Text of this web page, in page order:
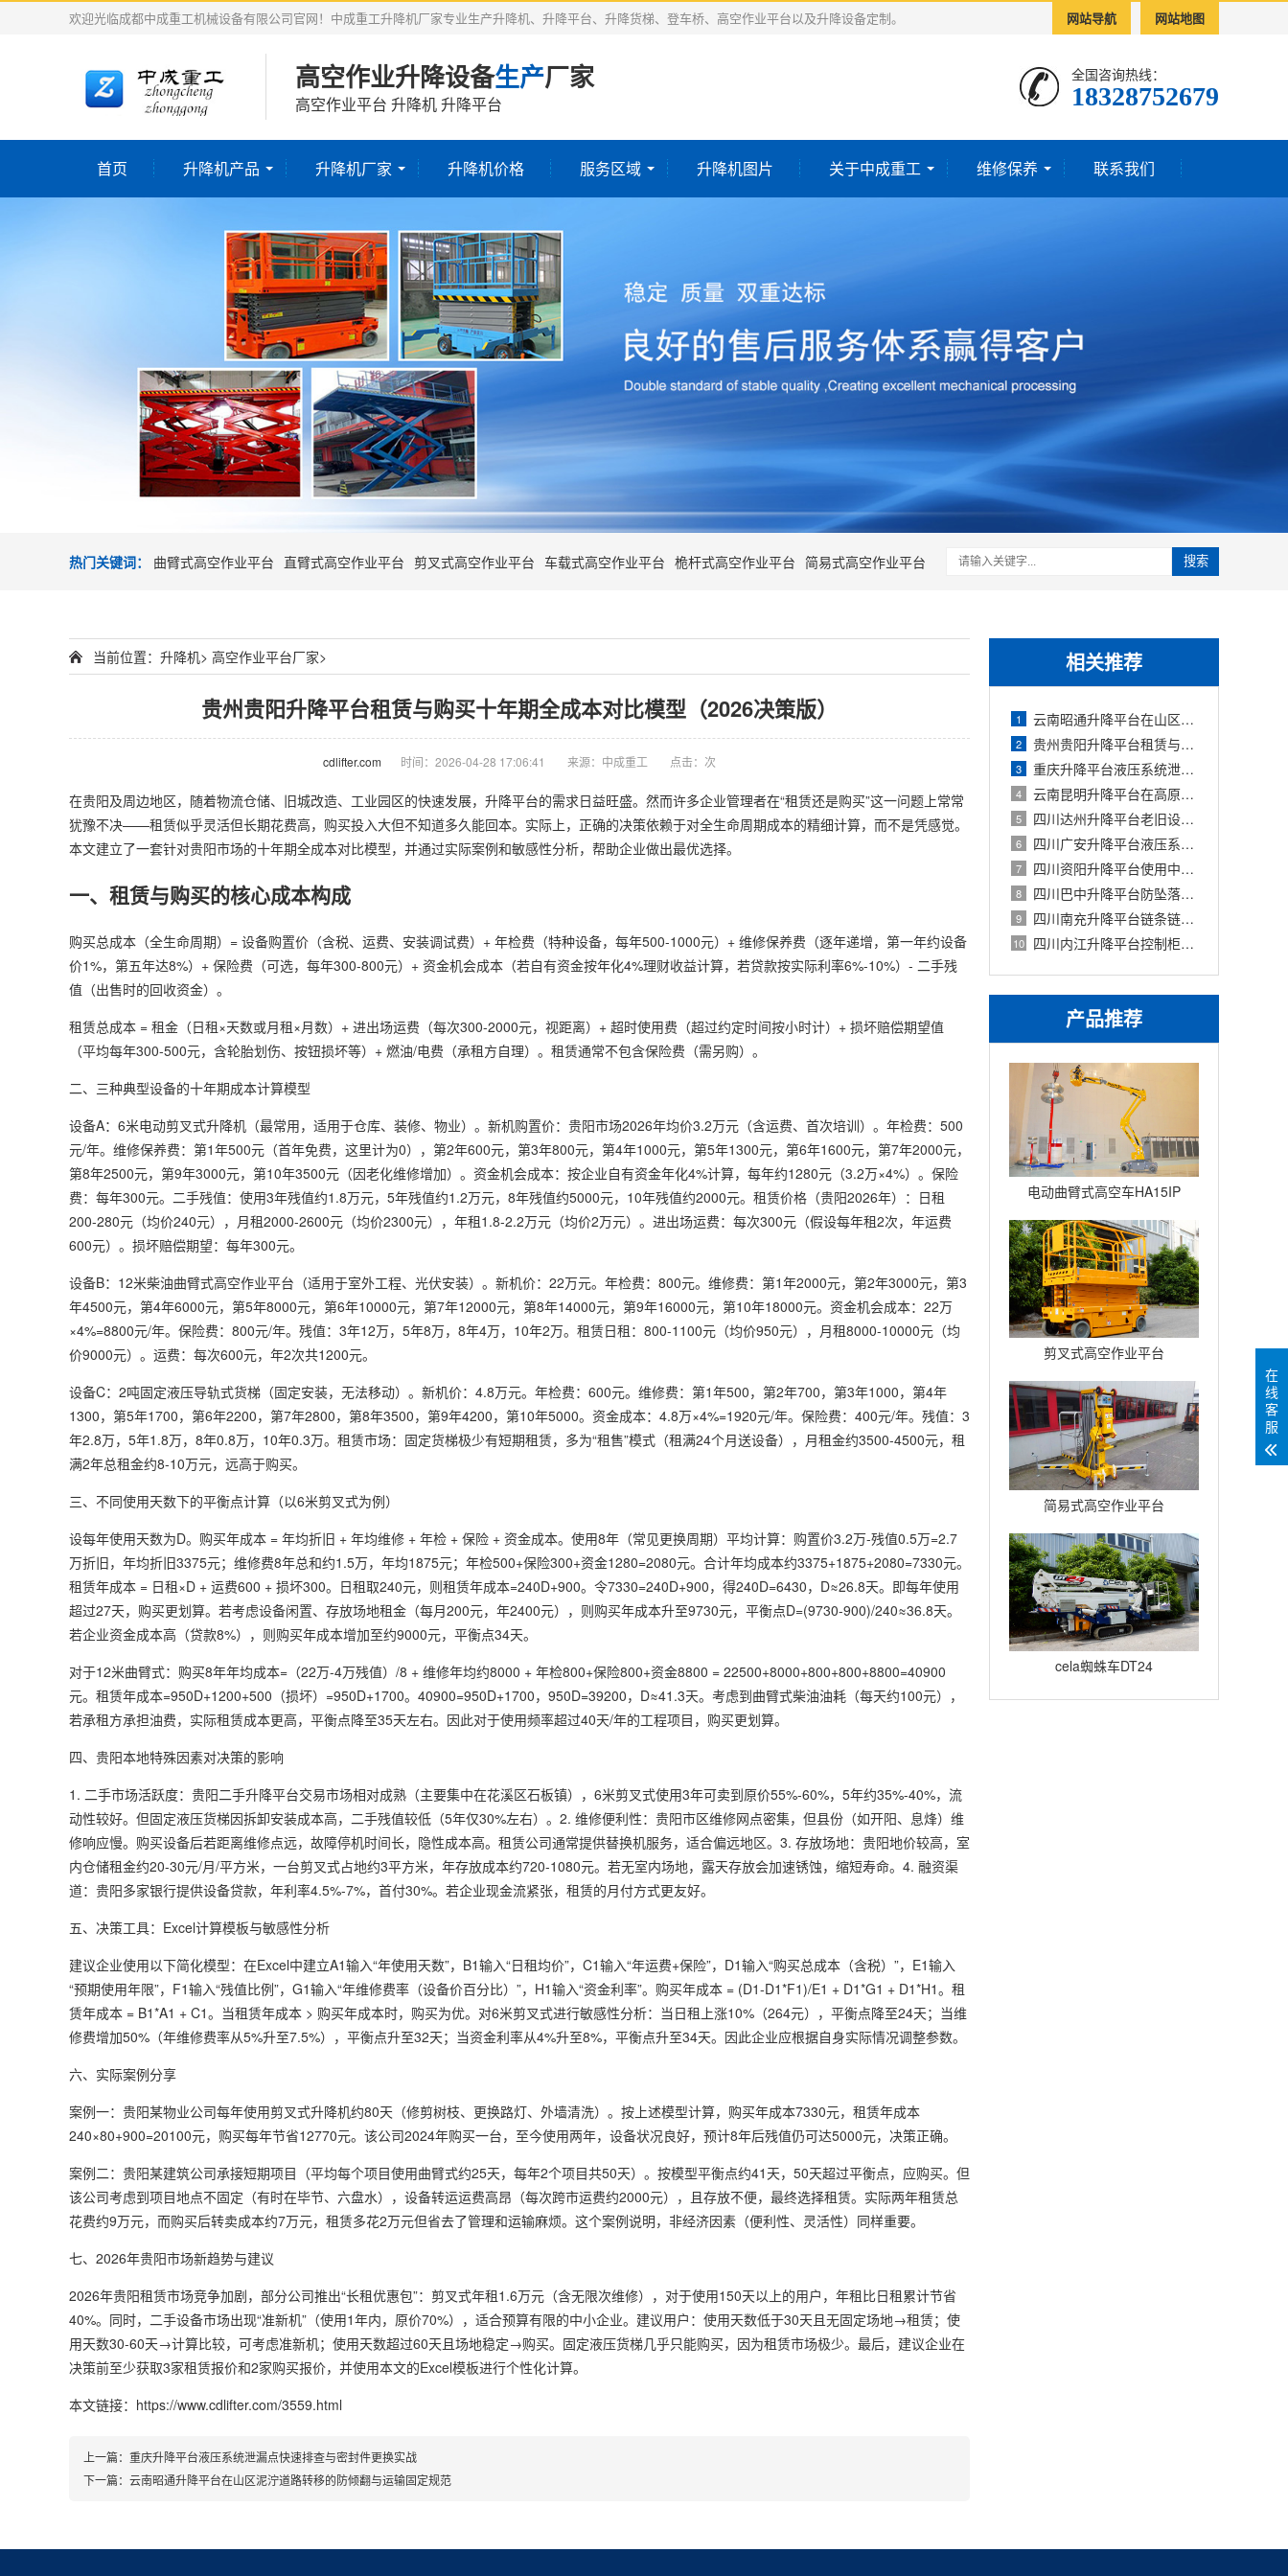
网站导航 网站地图
欢迎光临成都中成重工机械设备有限公司官网！中成重工升降机厂家专业生产升降机、升降平台、升降货梯、登车桥、高空作业平台以及升降设备定制。
高空作业升降设备生产厂家
高空作业平台 升降机 升降平台
全国咨询热线：
18328752679‬
首页 升降机产品 升降机厂家 升降机价格 服务区域 升降机图片 关于中成重工 维修保养 联系我们
热门关键词： 曲臂式高空作业平台 直臂式高空作业平台 剪叉式高空作业平台 车载式高空作业平台 桅杆式高空作业平台 简易式高空作业平台 搜索
相关推荐
1 云南昭通升降平台在山区泥泞道路转移的
2 贵州贵阳升降平台租赁与购买十年期全成
3 重庆升降平台液压系统泄漏点快速排查与
4 云南昆明升降平台在高原雨季的防潮与电
5 四川达州升降平台老旧设备报废标准与更
6 四川广安升降平台液压系统油温过高原因
7 四川资阳升降平台使用中常见违规操作与
8 四川巴中升降平台防坠落装置（防爆阀
9 四川南充升降平台链条链轮磨损检查与更
10 四川内江升降平台控制柜常见故障与元件
产品推荐
电动曲臂式高空车HA15IP
剪叉式高空作业平台
Compact12
简易式高空作业平台
Quickup7
cela蜘蛛车DT24
当前位置： 升降机> 高空作业平台厂家>
贵州贵阳升降平台租赁与购买十年期全成本对比模型（2026决策版）
cdlifter.com 时间：2026-04-28 17:06:41 来源：中成重工 点击： 次
在贵阳及周边地区，随着物流仓储、旧城改造、工业园区的快速发展，升降平台的需求日益旺盛。然而许多企业管理者在“租赁还是购买”这一问题上常常
犹豫不决——租赁似乎灵活但长期花费高，购买投入大但不知道多久能回本。实际上，正确的决策依赖于对全生命周期成本的精细计算，而不是凭感觉。
本文建立了一套针对贵阳市场的十年期全成本对比模型，并通过实际案例和敏感性分析，帮助企业做出最优选择。
一、租赁与购买的核心成本构成
购买总成本（全生命周期）= 设备购置价（含税、运费、安装调试费）+ 年检费（特种设备，每年500-1000元）+ 维修保养费（逐年递增，第一年约设备
价1%，第五年达8%）+ 保险费（可选，每年300-800元）+ 资金机会成本（若自有资金按年化4%理财收益计算，若贷款按实际利率6%-10%）- 二手残
值（出售时的回收资金）。
租赁总成本 = 租金（日租×天数或月租×月数）+ 进出场运费（每次300-2000元，视距离）+ 超时使用费（超过约定时间按小时计）+ 损坏赔偿期望值
（平均每年300-500元，含轮胎划伤、按钮损坏等）+ 燃油/电费（承租方自理）。租赁通常不包含保险费（需另购）。
二、三种典型设备的十年期成本计算模型
设备A：6米电动剪叉式升降机 （最常用，适用于仓库、装修、物业）。新机购置价：贵阳市场2026年均价3.2万元（含运费、首次培训）。年检费：500
元/年。维修保养费：第1年500元（首年免费，这里计为0），第2年600元，第3年800元，第4年1000元，第5年1300元，第6年1600元，第7年2000元，
第8年2500元，第9年3000元，第10年3500元（因老化维修增加）。资金机会成本：按企业自有资金年化4%计算，每年约1280元（3.2万×4%）。保险
费：每年300元。二手残值：使用3年残值约1.8万元，5年残值约1.2万元，8年残值约5000元，10年残值约2000元。租赁价格（贵阳2026年）：日租
200-280元（均价240元），月租2000-2600元（均价2300元），年租1.8-2.2万元（均价2万元）。进出场运费：每次300元（假设每年租2次，年运费
600元）。损坏赔偿期望：每年300元。
设备B：12米柴油曲臂式高空作业平台 （适用于室外工程、光伏安装）。新机价：22万元。年检费：800元。维修费：第1年2000元，第2年3000元，第3
年4500元，第4年6000元，第5年8000元，第6年10000元，第7年12000元，第8年14000元，第9年16000元，第10年18000元。资金机会成本：22万
×4%=8800元/年。保险费：800元/年。残值：3年12万，5年8万，8年4万，10年2万。租赁日租：800-1100元（均价950元），月租8000-10000元（均
价9000元）。运费：每次600元，年2次共1200元。
设备C：2吨固定液压导轨式货梯（固定安装，无法移动）。新机价：4.8万元。年检费：600元。维修费：第1年500，第2年700，第3年1000，第4年
1300，第5年1700，第6年2200，第7年2800，第8年3500，第9年4200，第10年5000。资金成本：4.8万×4%=1920元/年。保险费：400元/年。残值：3
年2.8万，5年1.8万，8年0.8万，10年0.3万。租赁市场：固定货梯极少有短期租赁，多为“租售”模式（租满24个月送设备），月租金约3500-4500元，租
满2年总租金约8-10万元，远高于购买。
三、不同使用天数下的平衡点计算（以6米剪叉式为例）
设每年使用天数为D。购买年成本 = 年均折旧 + 年均维修 + 年检 + 保险 + 资金成本。使用8年（常见更换周期）平均计算：购置价3.2万-残值0.5万=2.7
万折旧，年均折旧3375元；维修费8年总和约1.5万，年均1875元；年检500+保险300+资金1280=2080元。合计年均成本约3375+1875+2080=7330元。
租赁年成本 = 日租×D + 运费600 + 损坏300。日租取240元，则租赁年成本=240D+900。令7330=240D+900，得240D=6430，D≈26.8天。即每年使用
超过27天，购买更划算。若考虑设备闲置、存放场地租金（每月200元，年2400元），则购买年成本升至9730元，平衡点D=(9730-900)/240≈36.8天。
若企业资金成本高（贷款8%），则购买年成本增加至约9000元，平衡点34天。
对于12米曲臂式：购买8年年均成本=（22万-4万残值）/8 + 维修年均约8000 + 年检800+保险800+资金8800 = 22500+8000+800+800+8800=40900
元。租赁年成本=950D+1200+500（损坏）=950D+1700。40900=950D+1700，950D=39200，D≈41.3天。考虑到曲臂式柴油油耗（每天约100元），
若承租方承担油费，实际租赁成本更高，平衡点降至35天左右。因此对于使用频率超过40天/年的工程项目，购买更划算。
四、贵阳本地特殊因素对决策的影响
1. 二手市场活跃度：贵阳二手升降平台交易市场相对成熟（主要集中在花溪区石板镇），6米剪叉式使用3年可卖到原价55%-60%，5年约35%-40%，流
动性较好。但固定液压货梯因拆卸安装成本高，二手残值较低（5年仅30%左右）。2. 维修便利性：贵阳市区维修网点密集，但县份（如开阳、息烽）维
修响应慢。购买设备后若距离维修点远，故障停机时间长，隐性成本高。租赁公司通常提供替换机服务，适合偏远地区。3. 存放场地：贵阳地价较高，室
内仓储租金约20-30元/月/平方米，一台剪叉式占地约3平方米，年存放成本约720-1080元。若无室内场地，露天存放会加速锈蚀，缩短寿命。4. 融资渠
道：贵阳多家银行提供设备贷款，年利率4.5%-7%，首付30%。若企业现金流紧张，租赁的月付方式更友好。
五、决策工具：Excel计算模板与敏感性分析
建议企业使用以下简化模型：在Excel中建立A1输入“年使用天数”，B1输入“日租均价”，C1输入“年运费+保险”，D1输入“购买总成本（含税）”，E1输入
“预期使用年限”，F1输入“残值比例”，G1输入“年维修费率（设备价百分比）”，H1输入“资金利率”。购买年成本 = (D1-D1*F1)/E1 + D1*G1 + D1*H1。租
赁年成本 = B1*A1 + C1。当租赁年成本 > 购买年成本时，购买为优。对6米剪叉式进行敏感性分析：当日租上涨10%（264元），平衡点降至24天；当维
修费增加50%（年维修费率从5%升至7.5%），平衡点升至32天；当资金利率从4%升至8%，平衡点升至34天。因此企业应根据自身实际情况调整参数。
六、实际案例分享
案例一：贵阳某物业公司每年使用剪叉式升降机约80天（修剪树枝、更换路灯、外墙清洗）。按上述模型计算，购买年成本7330元，租赁年成本
240×80+900=20100元，购买每年节省12770元。该公司2024年购买一台，至今使用两年，设备状况良好，预计8年后残值仍可达5000元，决策正确。
案例二：贵阳某建筑公司承接短期项目（平均每个项目使用曲臂式约25天，每年2个项目共50天）。按模型平衡点约41天，50天超过平衡点，应购买。但
该公司考虑到项目地点不固定（有时在毕节、六盘水），设备转运运费高昂（每次跨市运费约2000元），且存放不便，最终选择租赁。实际两年租赁总
花费约9万元，而购买后转卖成本约7万元，租赁多花2万元但省去了管理和运输麻烦。这个案例说明，非经济因素（便利性、灵活性）同样重要。
七、2026年贵阳市场新趋势与建议
2026年贵阳租赁市场竞争加剧，部分公司推出“长租优惠包”：剪叉式年租1.6万元（含无限次维修），对于使用150天以上的用户，年租比日租累计节省
40%。同时，二手设备市场出现“准新机”（使用1年内，原价70%），适合预算有限的中小企业。建议用户：使用天数低于30天且无固定场地→租赁；使
用天数30-60天→计算比较，可考虑准新机；使用天数超过60天且场地稳定→购买。固定液压货梯几乎只能购买，因为租赁市场极少。最后，建议企业在
决策前至少获取3家租赁报价和2家购买报价，并使用本文的Excel模板进行个性化计算。
本文链接：https://www.cdlifter.com/3559.html
上一篇： 重庆升降平台液压系统泄漏点快速排查与密封件更换实战
下一篇： 云南昭通升降平台在山区泥泞道路转移的防倾翻与运输固定规范
在
线
客
服